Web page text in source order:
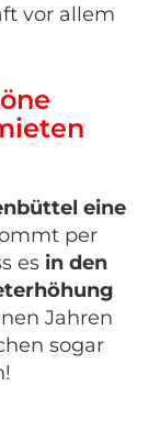
vor allem
eine
per
es in den
Jahren
sogar